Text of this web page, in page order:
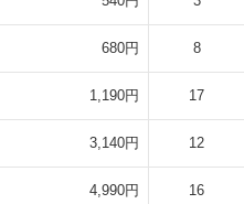
680円 8
1,190円 17
3,140円 12
4,990円 16